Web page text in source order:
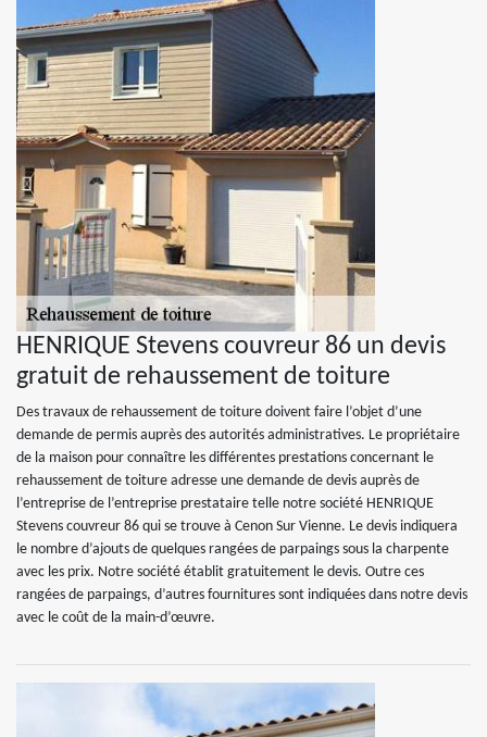
HENRIQUE Stevens couvreur 86 un devis
gratuit de rehaussement de toiture
Des travaux de rehaussement de toiture doivent faire l’objet d’une
demande de permis auprès des autorités administratives. Le propriétaire
de la maison pour connaître les différentes prestations concernant le
rehaussement de toiture adresse une demande de devis auprès de
l’entreprise de l’entreprise prestataire telle notre société HENRIQUE
Stevens couvreur 86 qui se trouve à Cenon Sur Vienne. Le devis indiquera
le nombre d’ajouts de quelques rangées de parpaings sous la charpente
avec les prix. Notre société établit gratuitement le devis. Outre ces
rangées de parpaings, d’autres fournitures sont indiquées dans notre devis
avec le coût de la main-d’œuvre.